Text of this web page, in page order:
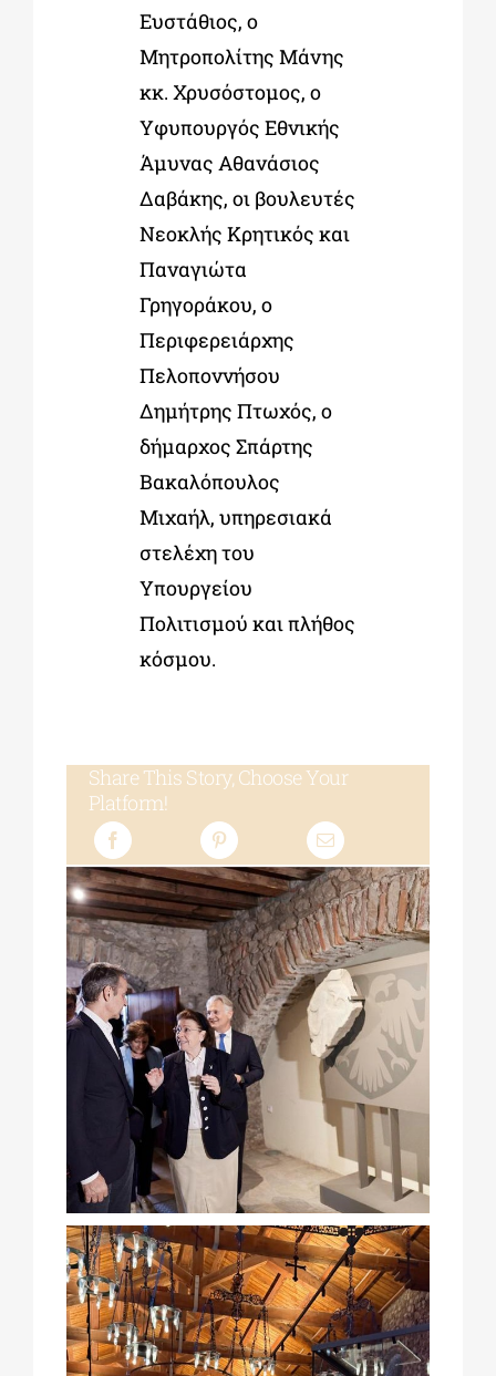
Ευστάθιος, ο
Μητροπολίτης Μάνης
κκ. Χρυσόστομος, ο
Υφυπουργός Εθνικής
Άμυνας Αθανάσιος
Δαβάκης, οι βουλευτές
Νεοκλής Κρητικός και
Παναγιώτα
Γρηγοράκου, ο
Περιφερειάρχης
Πελοποννήσου
Δημήτρης Πτωχός, ο
δήμαρχος Σπάρτης
Βακαλόπουλος
Μιχαήλ, υπηρεσιακά
στελέχη του
Υπουργείου
Πολιτισμού και πλήθος
κόσμου.
Share This Story, Choose Your
Platform!